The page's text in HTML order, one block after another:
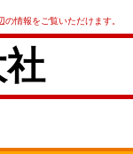
情報をご覧いただけます。